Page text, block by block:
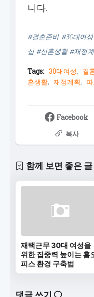
니다.
#결혼준비 #30대여
십 #신혼생활 #재정
Tags: 30대여성 결
혼생활
재정계획
Facebook
복사
함께 보면 좋은 글
재택근무 30대 여성을
위한 집중력 높이는 홈
피스 환경 구축법
댓글 쓰기